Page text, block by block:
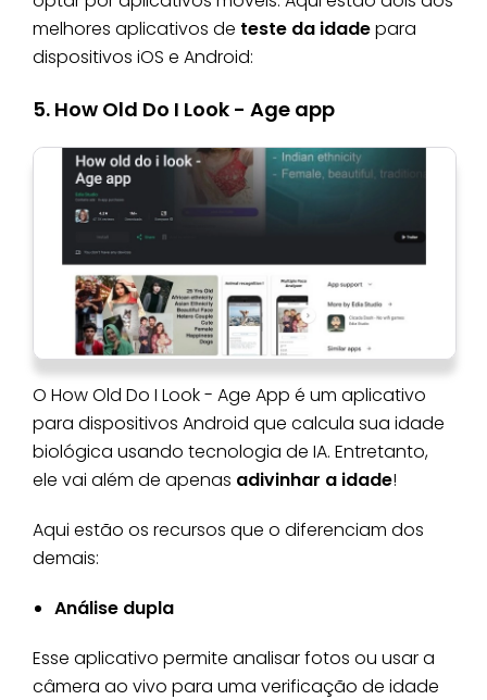
melhores aplicativos de teste da idadepara
dispositivos iOS e Android:
5. How Old Do I Look - Age app
O How Old Do I Look - Age App é um aplicativo
para dispositivos Android que calcula sua idade
biológica usando tecnologia de IA. Entretanto,
ele vai além de apenas adivinhar a idade!
Aqui estão os recursos que o diferenciam dos
demais:
Análise dupla
Esse aplicativo permite analisar fotos ou usar a
câmera ao vivo para uma verificação de idade